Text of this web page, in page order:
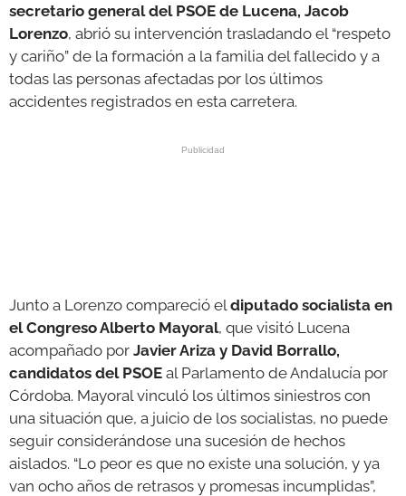
secretario general del PSOE de Lucena, Jacob
Lorenzo, abrió su intervención trasladando el “respeto
y cariño” de la formación a la familia del fallecido y a
todas las personas afectadas por los últimos
accidentes registrados en esta carretera.
Junto a Lorenzo compareció eldiputado socialista en
el Congreso Alberto Mayoral, que visitó Lucena
acompañado por Javier Ariza y David Borrallo,
candidatos del PSOE al Parlamento de Andalucía por
Córdoba. Mayoral vinculó los últimos siniestros con
una situación que, a juicio de los socialistas, no puede
seguir considerándose una sucesión de hechos
aislados. “Lo peor es que no existe una solución, y ya
van ocho años de retrasos y promesas incumplidas”,